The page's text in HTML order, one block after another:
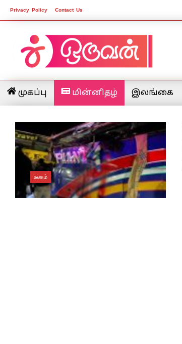
Privacy Policy Contact Us
முகப்பு மின்னிதழ் இலங்கை
உலகம்